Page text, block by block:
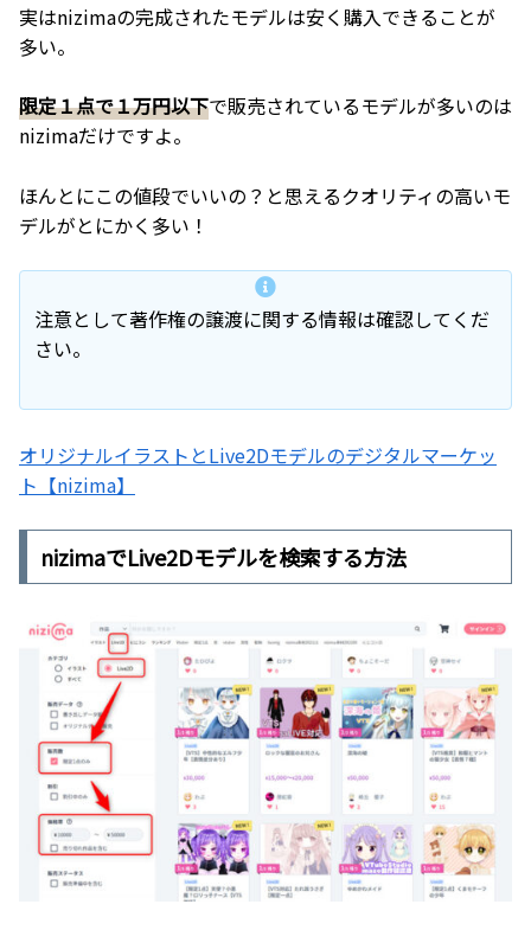
実はnizimaの完成されたモデルは安く購入できることが
多い。
限定１点で１万円以下で販売されているモデルが多いのは
nizimaだけですよ。
ほんとにこの値段でいいの？と思えるクオリティの高いモ
デルがとにかく多い！
注意として著作権の譲渡に関する情報は確認してくだ
さい。
オリジナルイラストとLive2Dモデルのデジタルマーケッ
ト【nizima】
nizimaでLive2Dモデルを検索する方法